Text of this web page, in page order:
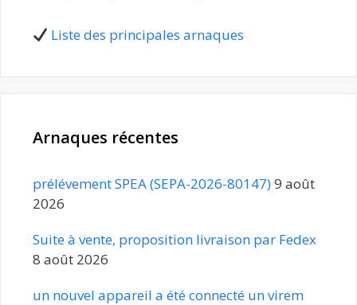
Liste des principales arnaques
Arnaques récentes
prélévement SPEA (SEPA-2026-80147)9 août
2026
Suite à vente, proposition livraison par Fedex
8 août 2026
un nouvel appareil a été connecté un virem